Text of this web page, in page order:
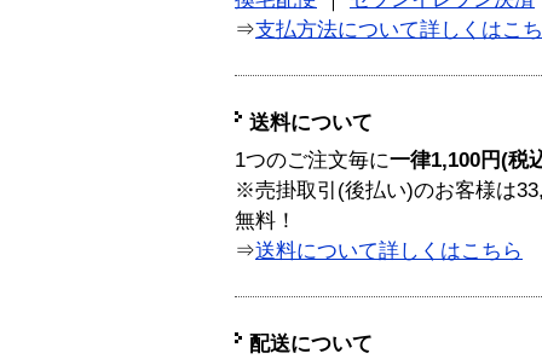
⇒支払方法について詳しくはこ
送料について
1つのご注文毎に一律1,100円(税
※売掛取引(後払い)のお客様は
無料！
⇒送料について詳しくはこちら
配送について